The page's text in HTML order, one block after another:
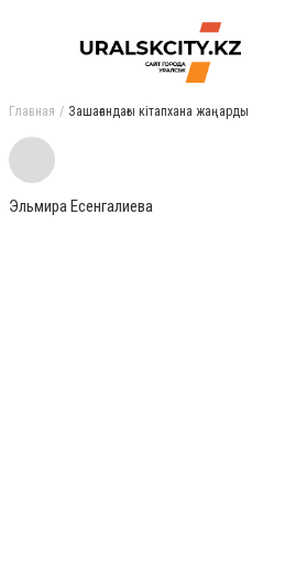
Главная Зашағандағы кітапхана жаңарды
Эльмира Есенгалиева